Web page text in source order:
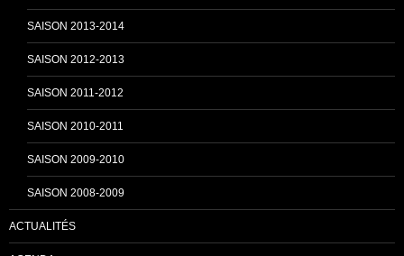
SAISON 2013-2014
SAISON 2012-2013
SAISON 2011-2012
SAISON 2010-2011
SAISON 2009-2010
SAISON 2008-2009
ACTUALITÉS